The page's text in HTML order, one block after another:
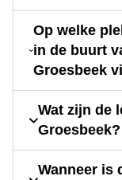
Op welke
in de buurt
Groesbeek
Wat zijn de
Groesbeek?
Wanneer is